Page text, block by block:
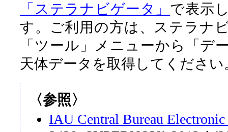
「ステラナビゲータ」 で表示
す。ご利用の方は、ステラナ
「ツール」メニューから「デ
天体データを取得してください
〈参照〉
IAU Central Bureau Electronic